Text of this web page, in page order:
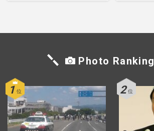
Photo Ranking